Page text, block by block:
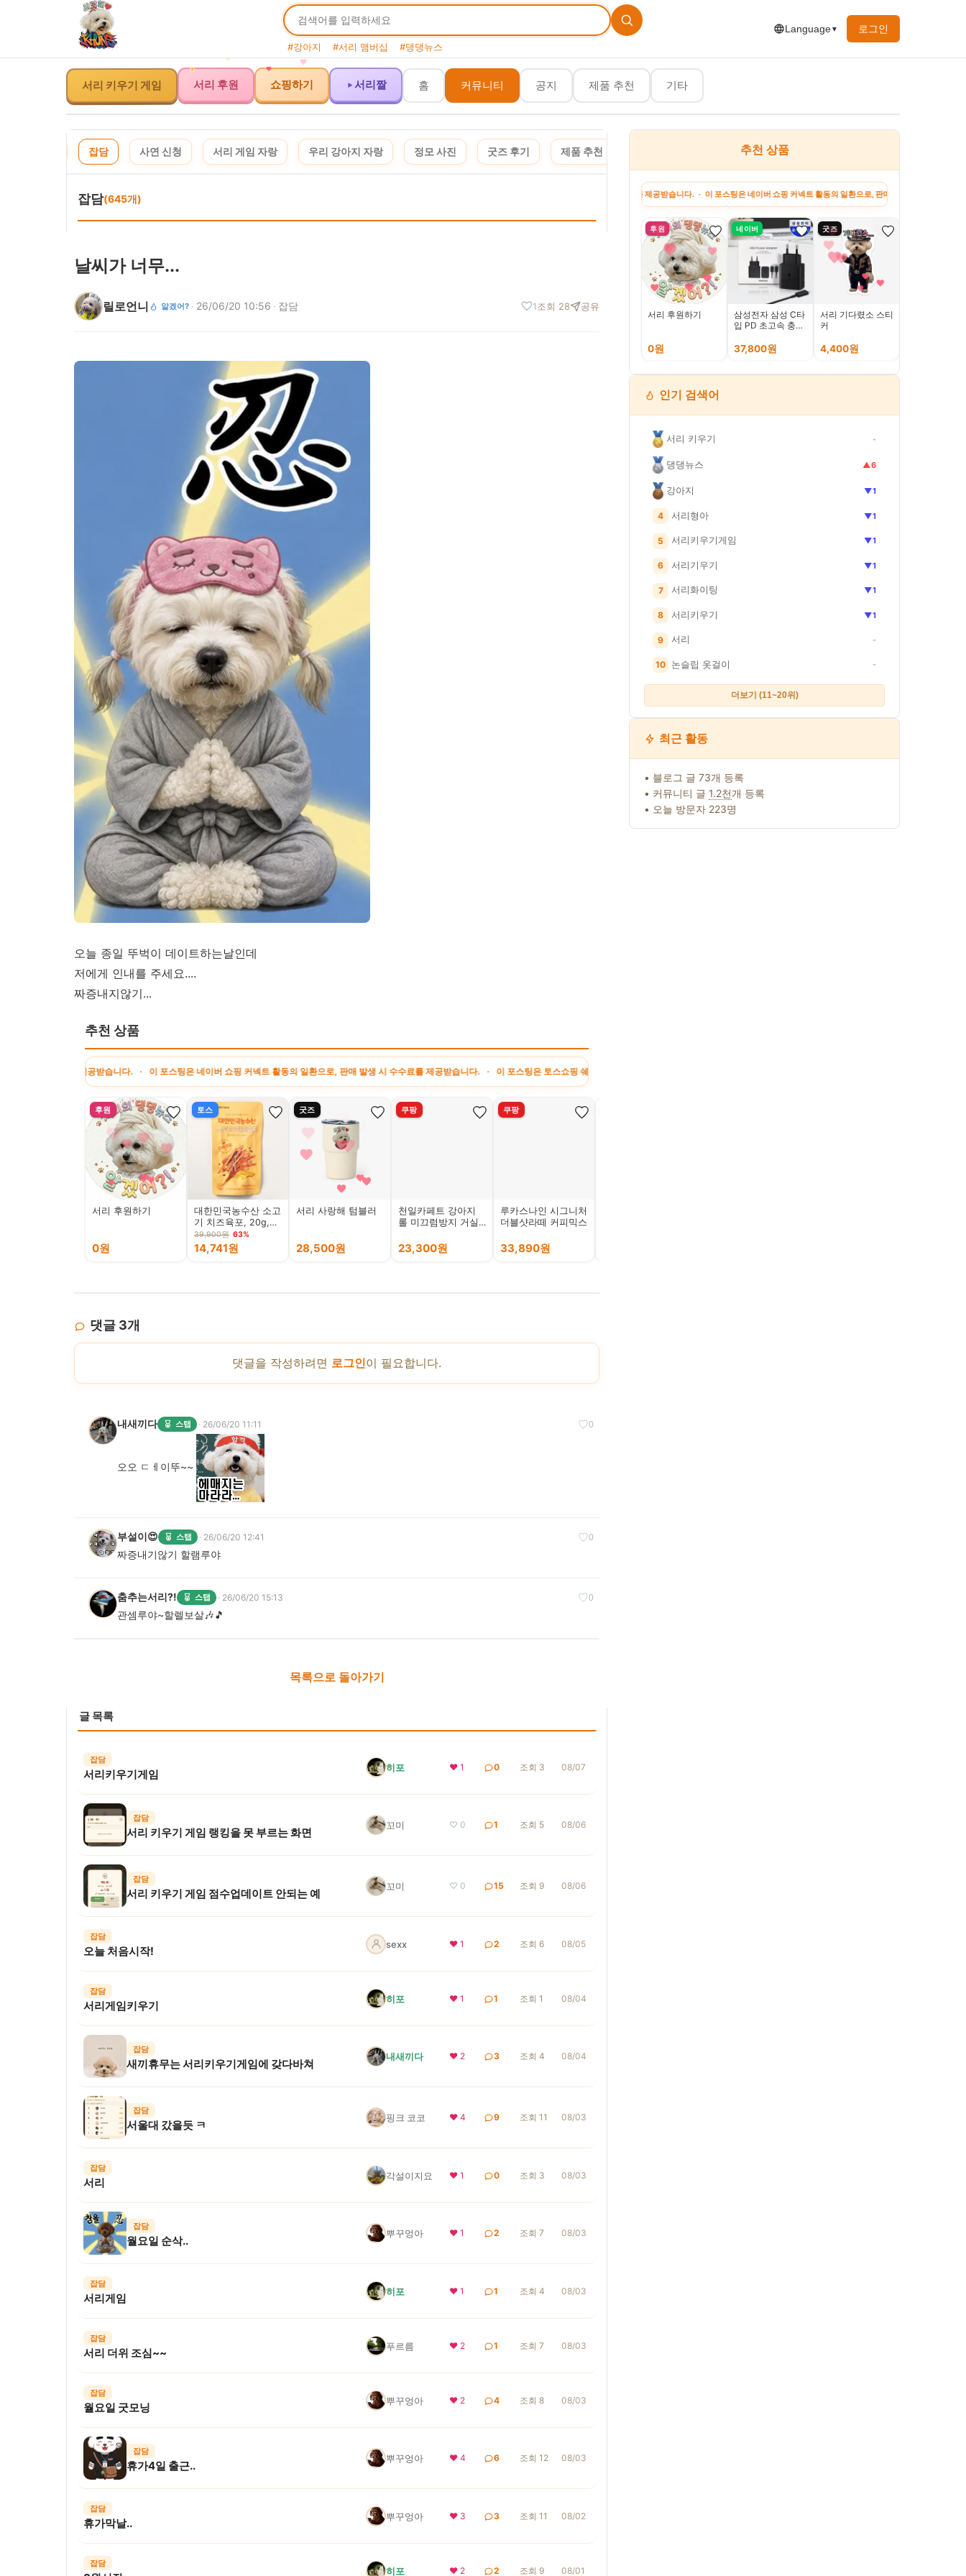
#강아지 #서리 맴버십 #댕댕뉴스
Language▼ 로그인
서리 키우기 게임 서리 후원 쇼핑하기 서리짤 홈 커뮤니티 공지 제품 추천 기타
잡담 사연 신청 서리 게임 자랑 우리 강아지 자랑 정모 사진 굿즈 후기 제품 추천 유머&짤 하고 싶은 말
잡담(645개)
날씨가 너무...
릴로언니 알겠어? · 26/06/20 10:56 · 잡담 1조회 28 공유
오늘 종일 뚜벅이 데이트하는날인데
저에게 인내를 주세요....
짜증내지않기...
추천 상품
를 제공받습니다. · 이 포스팅은 네이버 쇼핑 커넥트 활동의 일환으로, 판매 발생 시 수수료를 제공받습니다. · 이 포스팅은 토스쇼핑 쉐어링크 활동의 일환으로, 이에 따른 일정액의 수수료를 제공받습니다. · 이 포스팅은 쿠팡 파트너스 활동의
후원
서리 후원하기
0원
토스
대한민국농수산 소고
기 치즈육포, 20g,
10개
39,900원 63%
14,741원
굿즈
서리 사랑해 텀블러
28,500원
쿠팡
천일카페트 강아지
롤 미끄럼방지 거실
23,300원
쿠팡
루카스나인 시그니처
더블샷라떼 커피믹스
33,890원
댓글 3개
댓글을 작성하려면 로그인이 필요합니다.
♡0
내새끼다 스탭 · 26/06/20 11:11
오오 ㄷㅔ이뚜~~
♡0
부설이😍 스탭 · 26/06/20 12:41
짜증내기않기 할램루야
♡0
춤추는서리?! 스탭 · 26/06/20 15:13
관셈루야~할렐보살🎶🎵
목록으로 돌아가기
글 목록
잡담
서리키우기게임
히포 ❤ 1 0 조회 3 08/07
잡담
서리 키우기 게임 랭킹을 못 부르는 화면
꼬미 ♡ 0 1 조회 5 08/06
잡담
서리 키우기 게임 점수업데이트 안되는 예
꼬미 ♡ 0 15 조회 9 08/06
잡담
오늘 처음시작!
sexx ❤ 1 2 조회 6 08/05
잡담
서리게임키우기
히포 ❤ 1 1 조회 1 08/04
잡담
새끼휴무는 서리키우기게임에 갖다바쳐
내새끼다 ❤ 2 3 조회 4 08/04
잡담
서울대 갔을듯 ㅋ
핑크 코코 ❤ 4 9 조회 11 08/03
잡담
서리
각설이지요 ❤ 1 0 조회 3 08/03
잡담
월요일 순삭..
뿌꾸엉아 ❤ 1 2 조회 7 08/03
잡담
서리게임
히포 ❤ 1 1 조회 4 08/03
잡담
서리 더위 조심~~
푸르름 ❤ 2 1 조회 7 08/03
잡담
월요일 굿모닝
뿌꾸엉아 ❤ 2 4 조회 8 08/03
잡담
휴가4일 출근..
뿌꾸엉아 ❤ 4 6 조회 12 08/03
잡담
휴가막날..
뿌꾸엉아 ❤ 3 3 조회 11 08/02
잡담
히포 ❤ 2 2 조회 9 08/01
추천 상품
이 포스팅은 쿠팡 파트너스 활동의 일환으로, 이에 따른 일정액의 수수료를 제공받습니다. · 이 포스팅은 네이버 쇼핑 커넥트 활동의 일환으로, 판매 발생 시 수수료를 제공받습니
후원
서리 후원하기
0원
네이버
삼성전자 삼성 C타
입 PD 초고속 충전
케이블포함)
37,800원
굿즈
서리 기다렸소 스티
커
4,400원
인기 검색어
서리 키우기 -
댕댕뉴스 ▲6
강아지 ▼1
4 서리형아 ▼1
5 서리키우기게임 ▼1
6 서리기우기 ▼1
7 서리화이팅 ▼1
8 서리키우기 ▼1
9 서리 -
10 논슬립 옷걸이 -
더보기 (11~20위)
최근 활동
• 블로그 글 73개 등록
• 커뮤니티 글 1.2천개 등록
• 오늘 방문자 223명